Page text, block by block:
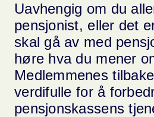
Uavhengig om du
pensjonist, eller det
skal gå av med
høre hva du mener
Medlemmenes
verdifulle for å
pensjonskassens